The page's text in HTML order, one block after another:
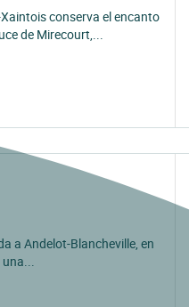
conserva el encanto
de Mirecourt,...
a Andelot-Blancheville, en
una...